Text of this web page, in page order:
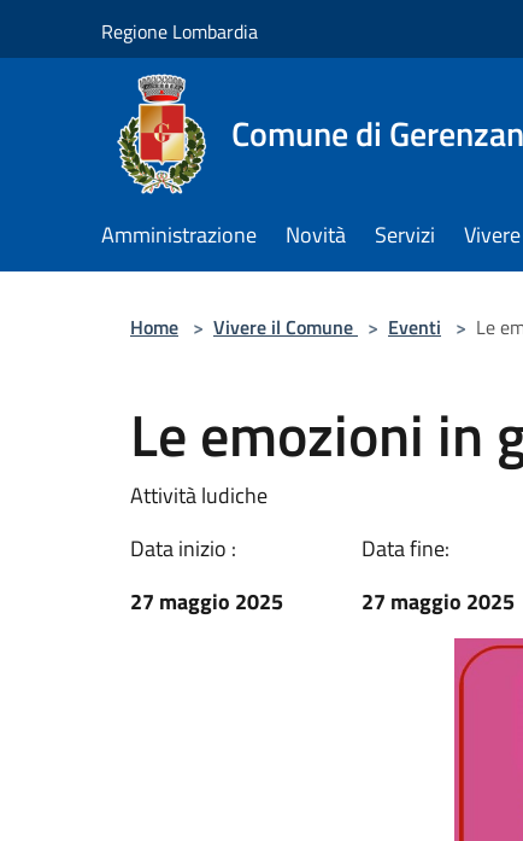
Regione Lombardia
Comune di
Amministrazione Novità Servizi
Home > Vivere il Comune > Eventi > Le
Le emozioni in
Attività ludiche
Data inizio :
27 maggio 2025
Data fine:
27 maggio 2025